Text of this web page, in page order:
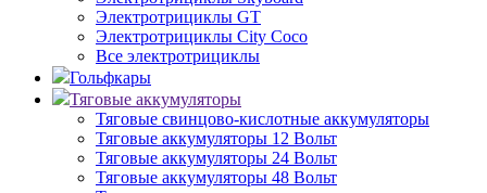
Электротрициклы GT
Электротрициклы City Coco
Все электротрициклы
Гольфкары
Тяговые аккумуляторы
Тяговые свинцово-кислотные аккумуляторы
Тяговые аккумуляторы 12 Вольт
Тяговые аккумуляторы 24 Вольт
Тяговые аккумуляторы 48 Вольт